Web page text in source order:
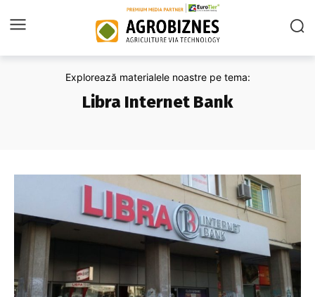
Explorează materialele noastre pe tema:
Libra Internet Bank